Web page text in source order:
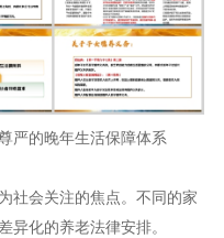
严的晚年生活保障体系
社会关注的焦点。不同的家
异化的养老法律安排。